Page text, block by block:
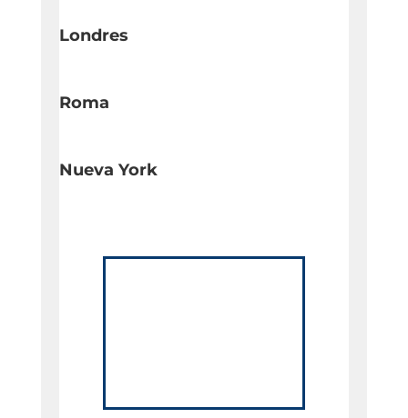
Londres
Roma
Nueva York